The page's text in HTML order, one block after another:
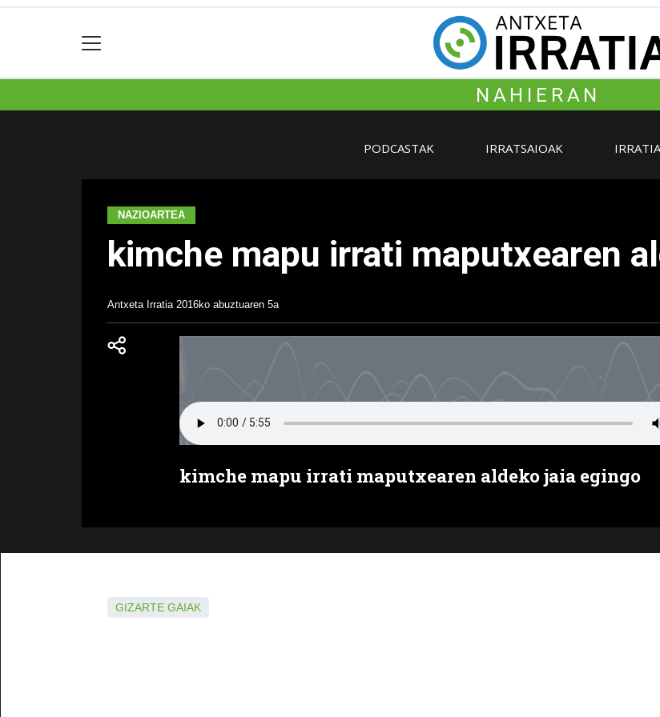
NAHIERAN
PODCASTAK IRRATSAIOAK
NAZIOARTEA
kimche mapu irrati maputxearen
Antxeta Irratia 2016ko abuztuaren 5a
kimche mapu irrati maputxearen aldeko jaia egingo
GIZARTE GAIAK